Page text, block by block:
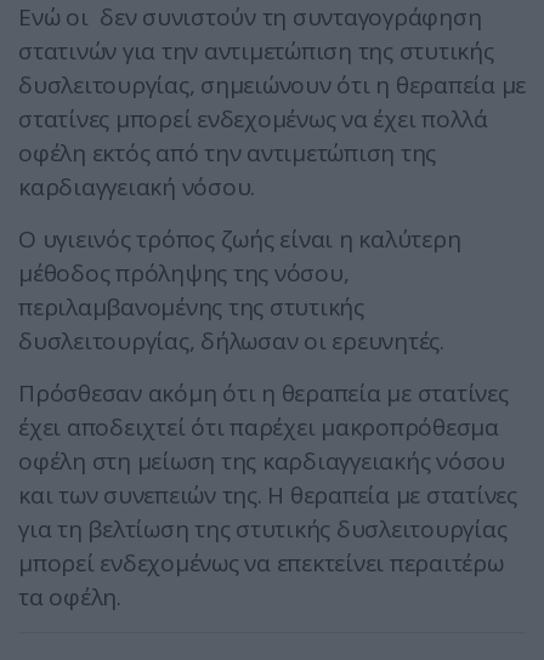
Ενώ οι δεν συνιστούν τη συνταγογράφηση
στατινών για την αντιμετώπιση της στυτικής
δυσλειτουργίας, σημειώνουν ότι η θεραπεία με
στατίνες μπορεί ενδεχομένως να έχει πολλά
οφέλη εκτός από την αντιμετώπιση της
καρδιαγγειακή νόσου.
Ο υγιεινός τρόπος ζωής είναι η καλύτερη
μέθοδος πρόληψης της νόσου,
περιλαμβανομένης της στυτικής
δυσλειτουργίας, δήλωσαν οι ερευνητές.
Πρόσθεσαν ακόμη ότι η θεραπεία με στατίνες
έχει αποδειχτεί ότι παρέχει μακροπρόθεσμα
οφέλη στη μείωση της καρδιαγγειακής νόσου
και των συνεπειών της. Η θεραπεία με στατίνες
για τη βελτίωση της στυτικής δυσλειτουργίας
μπορεί ενδεχομένως να επεκτείνει περαιτέρω
τα οφέλη.